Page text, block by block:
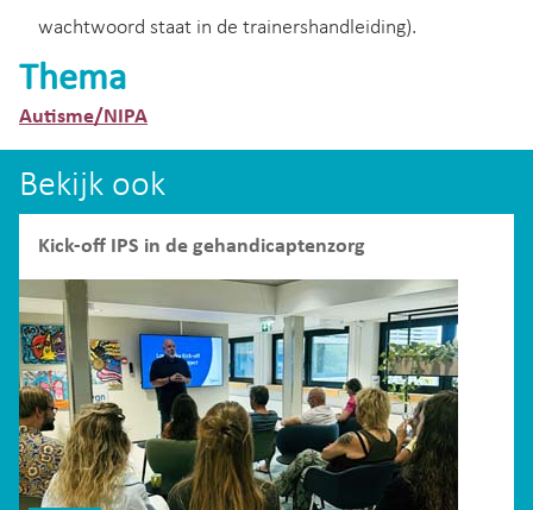
wachtwoord staat in de trainershandleiding).
Thema
Autisme/NIPA
Bekijk ook
Kick-off IPS in de gehandicaptenzorg